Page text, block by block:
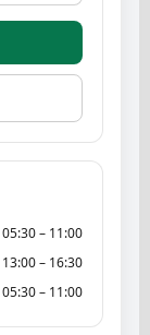
05:30 – 11:00
13:00 – 16:30
05:30 – 11:00